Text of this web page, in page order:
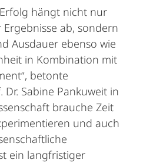
hängt nicht nur
ab, sondern
Ausdauer ebenso wie
in Kombination mit
betonte
Sabine Pankuweit in
brauche Zeit
und auch
ein langfristiger